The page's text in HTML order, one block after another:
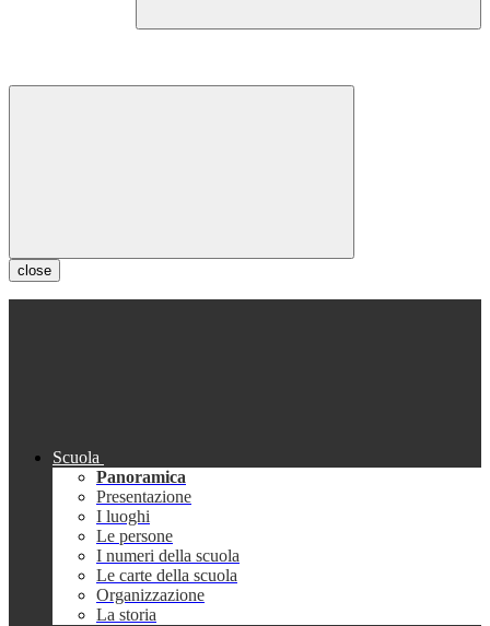
close
Scuola
Panoramica
Presentazione
I luoghi
Le persone
I numeri della scuola
Le carte della scuola
Organizzazione
La storia